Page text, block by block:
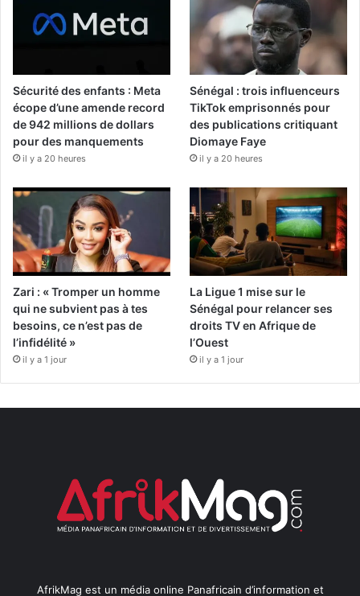
Sécurité des enfants : Meta
écope d’une amende record
de 942 millions de dollars
pour des manquements
il y a 20 heures
Sénégal : trois influenceurs
TikTok emprisonnés pour
des publications critiquant
Diomaye Faye
il y a 20 heures
Zari : « Tromper un homme
qui ne subvient pas à tes
besoins, ce n’est pas de
l’infidélité »
il y a 1 jour
La Ligue 1 mise sur le
Sénégal pour relancer ses
droits TV en Afrique de
l’Ouest
il y a 1 jour
AfrikMag est un média online Panafricain d’information et